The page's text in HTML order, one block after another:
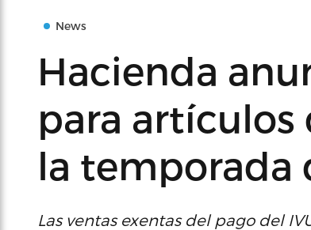
News
Hacienda
para artículos
la temporada
Las ventas exentas del pago del